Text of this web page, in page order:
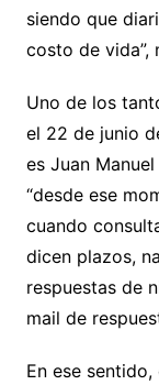
siendo que
costo de vida”,
Uno de los
el 22 de junio
es Juan
“desde ese
cuando
dicen plazos,
respuestas de
mail de
En ese